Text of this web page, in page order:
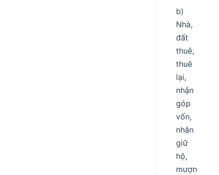
b)
Nhà,
đất
thuê,
thuê
lại,
nhận
góp
vốn,
nhận
giữ
hộ,
mượn